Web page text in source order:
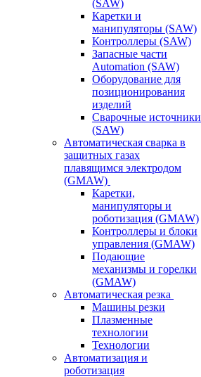
(SAW)
Каретки и
манипуляторы (SAW)
Контроллеры (SAW)
Запасные части
Automation (SAW)
Оборудование для
позиционирования
изделий
Сварочные источники
(SAW)
Автоматическая сварка в
защитных газах
плавящимся электродом
(GMAW)
Каретки,
манипуляторы и
роботизация (GMAW)
Контроллеры и блоки
управления (GMAW)
Подающие
механизмы и горелки
(GMAW)
Автоматическая резка
Машины резки
Плазменные
технологии
Технологии
Автоматизация и
роботизация